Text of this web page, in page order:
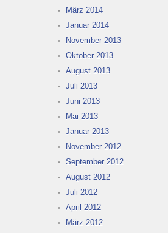
März 2014
Januar 2014
November 2013
Oktober 2013
August 2013
Juli 2013
Juni 2013
Mai 2013
Januar 2013
November 2012
September 2012
August 2012
Juli 2012
April 2012
März 2012